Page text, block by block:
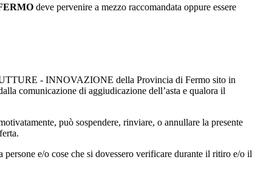
deve pervenire a mezzo raccomandata oppure essere
- INNOVAZIONE della Provincia di Fermo sito in
comunicazione di aggiudicazione dell’asta e qualora il
può sospendere, rinviare, o annullare la presente
e/o cose che si dovessero verificare durante il ritiro e/o il